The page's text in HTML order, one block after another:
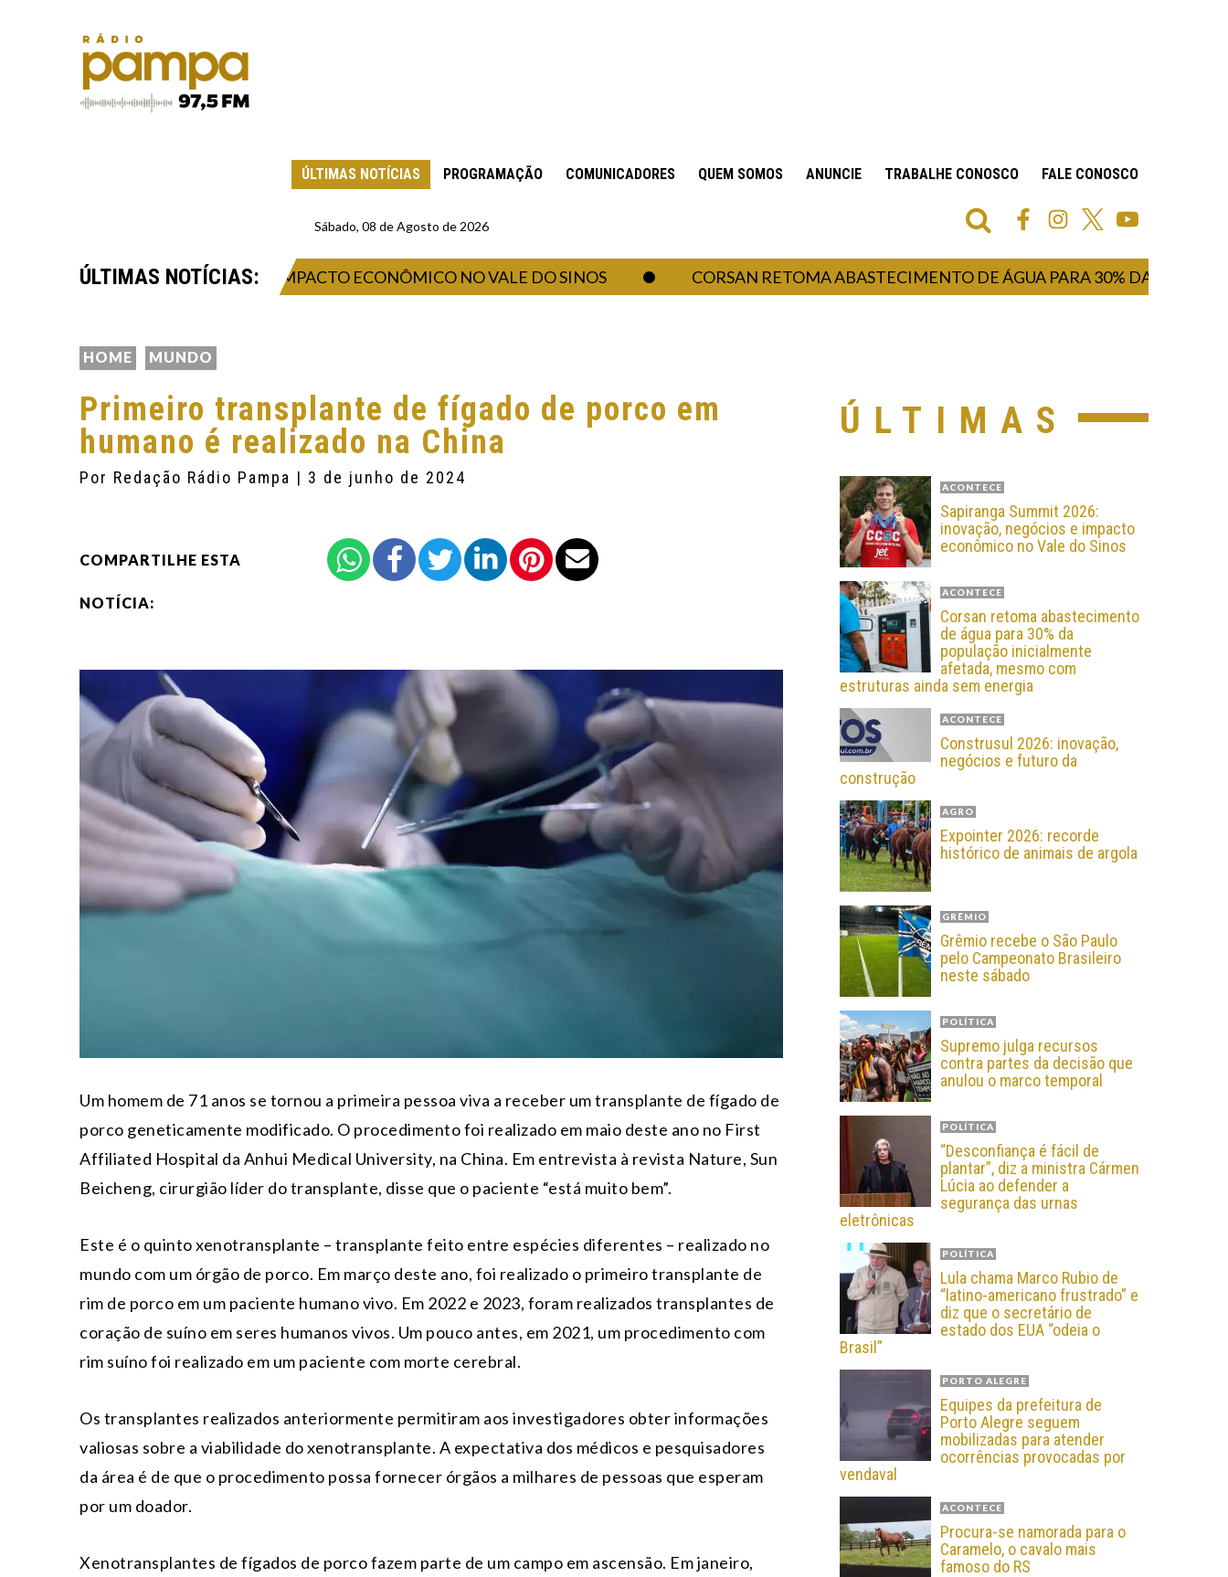
ÚLTIMAS NOTÍCIAS PROGRAMAÇÃO COMUNICADORES QUEM SOMOS ANUNCIE TRABALHE CONOSCO FALE CONOSCO
Sábado, 08 de Agosto de 2026
ÚLTIMAS NOTÍCIAS:
INOVAÇÃO, NEGÓCIOS E IMPACTO ECONÔMICO NO VALE DO SINOS CORSAN RETOMA ABASTECIMENTO DE ÁGUA PARA 30% DA
HOME MUNDO
Primeiro transplante de fígado de porco em
humano é realizado na China
Por Redação Rádio Pampa | 3 de junho de 2024
COMPARTILHE ESTA
NOTÍCIA:
Um homem de 71 anos se tornou a primeira pessoa viva a receber um transplante de fígado de
porco geneticamente modificado. O procedimento foi realizado em maio deste ano no First
Affiliated Hospital da Anhui Medical University, na China. Em entrevista à revista Nature, Sun
Beicheng, cirurgião líder do transplante, disse que o paciente “está muito bem”.
Este é o quinto xenotransplante – transplante feito entre espécies diferentes – realizado no
mundo com um órgão de porco. Em março deste ano, foi realizado o primeiro transplante de
rim de porco em um paciente humano vivo. Em 2022 e 2023, foram realizados transplantes de
coração de suíno em seres humanos vivos. Um pouco antes, em 2021, um procedimento com
rim suíno foi realizado em um paciente com morte cerebral.
Os transplantes realizados anteriormente permitiram aos investigadores obter informações
valiosas sobre a viabilidade do xenotransplante. A expectativa dos médicos e pesquisadores
da área é de que o procedimento possa fornecer órgãos a milhares de pessoas que esperam
por um doador.
Xenotransplantes de fígados de porco fazem parte de um campo em ascensão. Em janeiro,
ÚLTIMAS
ACONTECE
Sapiranga Summit 2026:
inovação, negócios e impacto
econômico no Vale do Sinos
ACONTECE
Corsan retoma abastecimento
de água para 30% da
população inicialmente
afetada, mesmo com
estruturas ainda sem energia
ACONTECE
Construsul 2026: inovação,
negócios e futuro da
construção
AGRO
Expointer 2026: recorde
histórico de animais de argola
GRÊMIO
Grêmio recebe o São Paulo
pelo Campeonato Brasileiro
neste sábado
POLÍTICA
Supremo julga recursos
contra partes da decisão que
anulou o marco temporal
POLÍTICA
“Desconfiança é fácil de
plantar”, diz a ministra Cármen
Lúcia ao defender a
segurança das urnas
eletrônicas
POLÍTICA
Lula chama Marco Rubio de
“latino-americano frustrado” e
diz que o secretário de
estado dos EUA “odeia o
Brasil”
PORTO ALEGRE
Equipes da prefeitura de
Porto Alegre seguem
mobilizadas para atender
ocorrências provocadas por
vendaval
ACONTECE
Procura-se namorada para o
Caramelo, o cavalo mais
famoso do RS